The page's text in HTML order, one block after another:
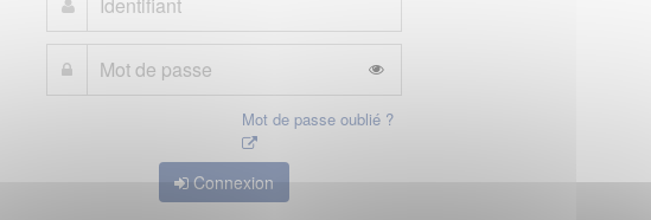
Mot de passe oublié ?
Connexion